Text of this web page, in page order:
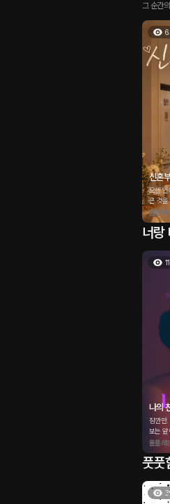
그 순간
신혼
오랜 연
은 것을
부부의
롤플레
너랑
나의
잠깐만.
보는 앞
송해요
롤플레
풋풋
3